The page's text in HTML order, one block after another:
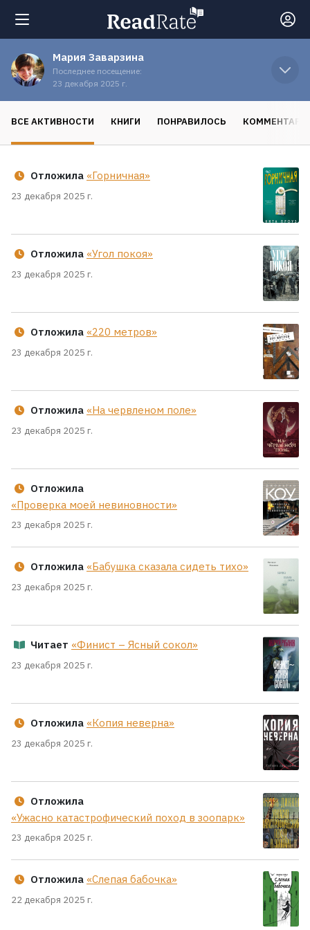
Поиск
Книги
Экранизации
Мария Заварзина
Последнее посещение:
23 декабря 2025 г.
ВСЕ АКТИВНОСТИ КНИГИ ПОНРАВИЛОСЬ
Отложила «Горничная»
23 декабря 2025 г.
Отложила «Угол покоя»
23 декабря 2025 г.
Отложила «220 метров»
23 декабря 2025 г.
Отложила «На червленом поле»
23 декабря 2025 г.
Отложила
«Проверка моей невиновности»
23 декабря 2025 г.
Отложила «Бабушка сказала сидеть тихо»
23 декабря 2025 г.
Читает «Финист – Ясный сокол»
23 декабря 2025 г.
Отложила «Копия неверна»
23 декабря 2025 г.
Отложила
«Ужасно катастрофический поход в зоопарк»
23 декабря 2025 г.
Отложила «Слепая бабочка»
22 декабря 2025 г.